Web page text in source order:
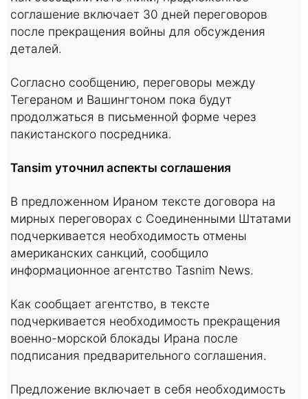
соглашение включает 30 дней переговоров
после прекращения войны для обсуждения
деталей.
Согласно сообщению, переговоры между
Тегераном и Вашингтоном пока будут
продолжаться в письменной форме через
пакистанского посредника.
Tansim уточнил аспекты соглашения
В предложенном Ираном тексте договора на
мирных переговорах с Соединенными Штатами
подчеркивается необходимость отмены
американских санкций, сообщило
информационное агентство Tasnim News.
Как сообщает агентство, в тексте
подчеркивается необходимость прекращения
военно-морской блокады Ирана после
подписания предварительного соглашения.
Предложение включает в себя необходимость